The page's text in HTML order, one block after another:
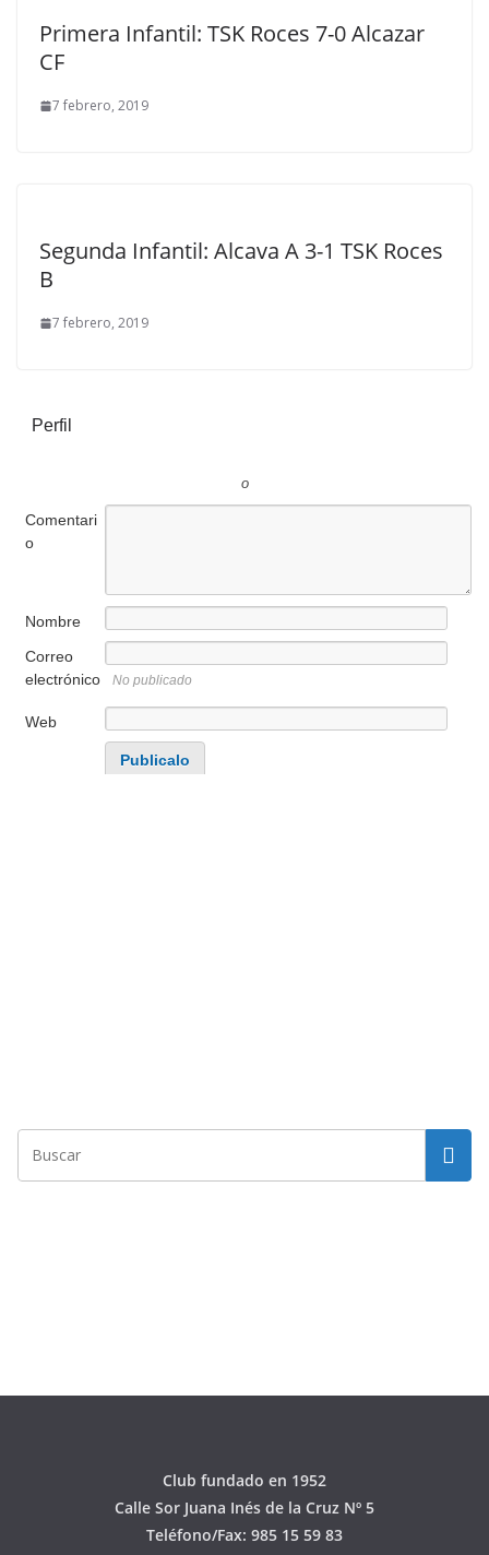
Primera Infantil: TSK Roces 7-0 Alcazar
CF
7 febrero, 2019
Segunda Infantil: Alcava A 3-1 TSK Roces
B
7 febrero, 2019
Perfil
o
Comentari
o
Nombre
Correo
electrónico
No publicado
Web
Club fundado en 1952
Calle Sor Juana Inés de la Cruz Nº 5
Teléfono/Fax: 985 15 59 83